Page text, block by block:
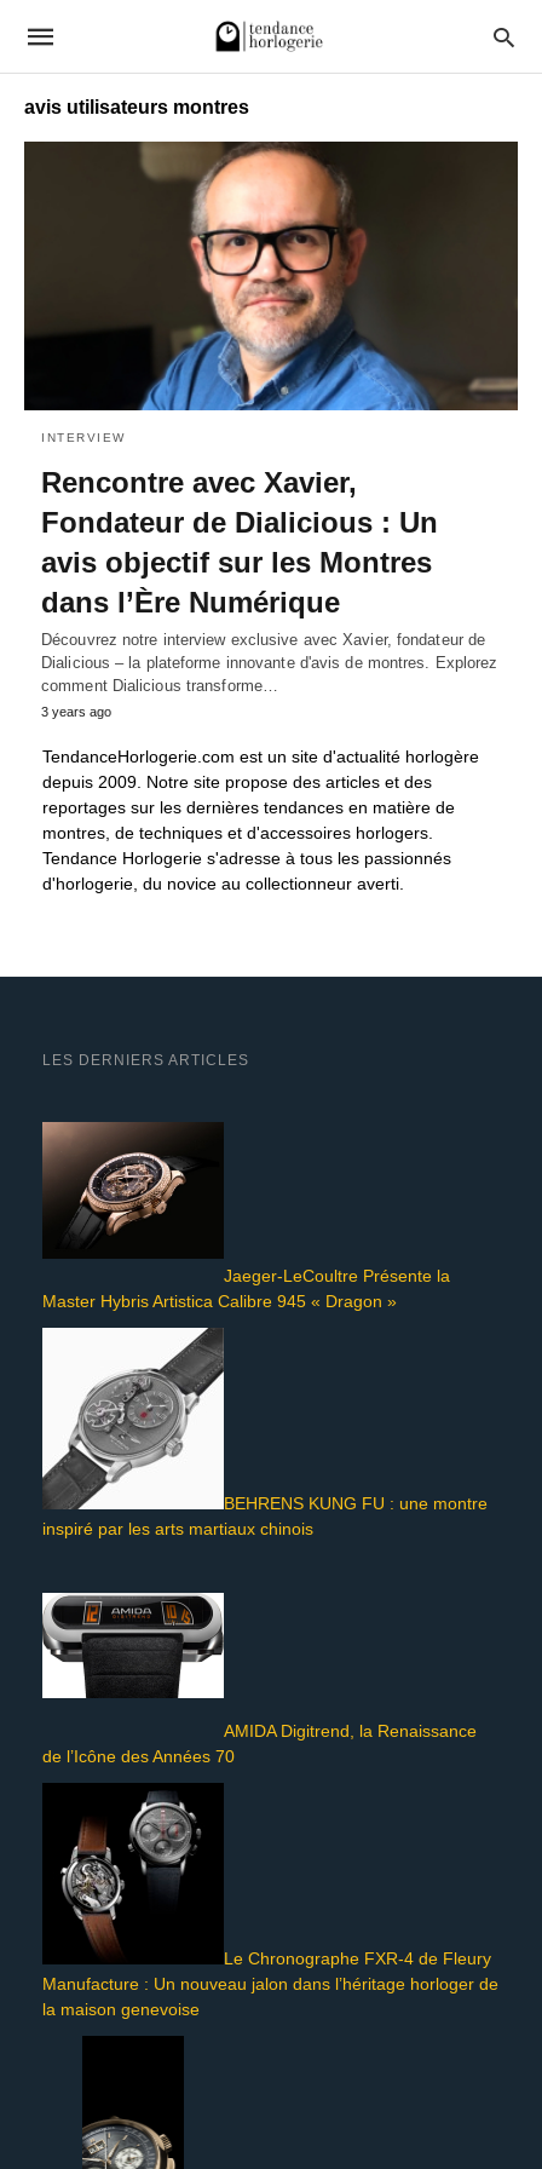
avis utilisateurs montres
INTERVIEW
Rencontre avec Xavier,
Fondateur de Dialicious : Un
avis objectif sur les Montres
dans l’Ère Numérique
Découvrez notre interview exclusive avec Xavier, fondateur de
Dialicious – la plateforme innovante d'avis de montres. Explorez
comment Dialicious transforme…
3 years ago
TendanceHorlogerie.com est un site d'actualité horlogère
depuis 2009. Notre site propose des articles et des
reportages sur les dernières tendances en matière de
montres, de techniques et d'accessoires horlogers.
Tendance Horlogerie s'adresse à tous les passionnés
d'horlogerie, du novice au collectionneur averti.
LES DERNIERS ARTICLES
Jaeger-LeCoultre Présente la
Master Hybris Artistica Calibre 945 « Dragon »
BEHRENS KUNG FU : une montre
inspiré par les arts martiaux chinois
AMIDA Digitrend, la Renaissance
de l’Icône des Années 70
Le Chronographe FXR-4 de Fleury
Manufacture : Un nouveau jalon dans l’héritage horloger de
la maison genevoise